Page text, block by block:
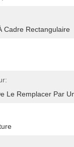
Cadre Rectangulaire
Le Remplacer Par